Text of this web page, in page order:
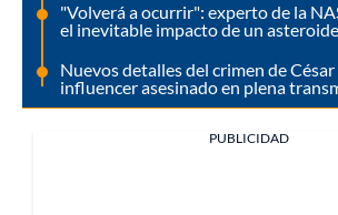
"Volverá a ocurrir": experto de la
el inevitable impacto de un asteroide
Nuevos detalles del crimen de
influencer asesinado en plena
PUBLICIDAD